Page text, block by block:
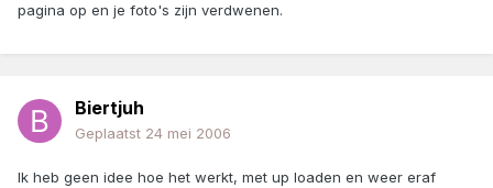
pagina op en je foto's zijn verdwenen.
Biertjuh
Geplaatst 24 mei 2006
Ik heb geen idee hoe het werkt, met up loaden en weer eraf